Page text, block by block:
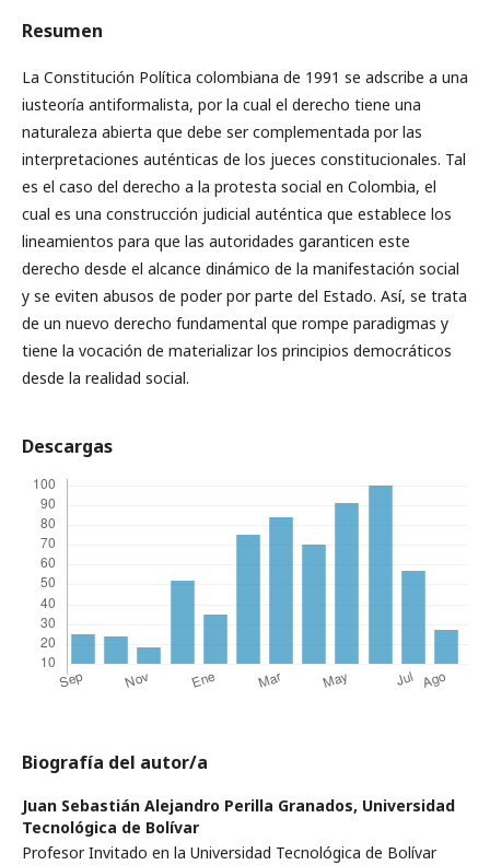
Resumen
La Constitución Política colombiana de 1991 se adscribe a una
iusteoría antiformalista, por la cual el derecho tiene una
naturaleza abierta que debe ser complementada por las
interpretaciones auténticas de los jueces constitucionales. Tal
es el caso del derecho a la protesta social en Colombia, el
cual es una construcción judicial auténtica que establece los
lineamientos para que las autoridades garanticen este
derecho desde el alcance dinámico de la manifestación social
y se eviten abusos de poder por parte del Estado. Así, se trata
de un nuevo derecho fundamental que rompe paradigmas y
tiene la vocación de materializar los principios democráticos
desde la realidad social.
Descargas
Biografía del autor/a
Juan Sebastián Alejandro Perilla Granados, Universidad
Tecnológica de Bolívar
Profesor Invitado en la Universidad Tecnológica de Bolívar